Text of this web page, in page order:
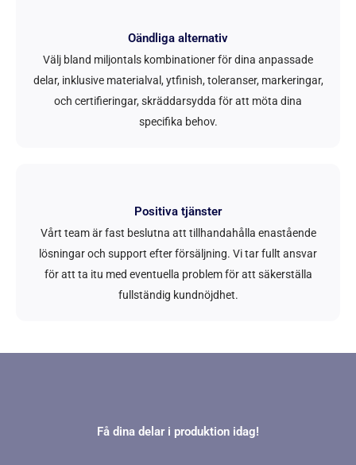
Oändliga alternativ
Välj bland miljontals kombinationer för dina anpassade
delar, inklusive materialval, ytfinish, toleranser, markeringar,
och certifieringar, skräddarsydda för att möta dina
specifika behov.
Positiva tjänster
Vårt team är fast beslutna att tillhandahålla enastående
lösningar och support efter försäljning. Vi tar fullt ansvar
för att ta itu med eventuella problem för att säkerställa
fullständig kundnöjdhet.
Få dina delar i produktion idag!